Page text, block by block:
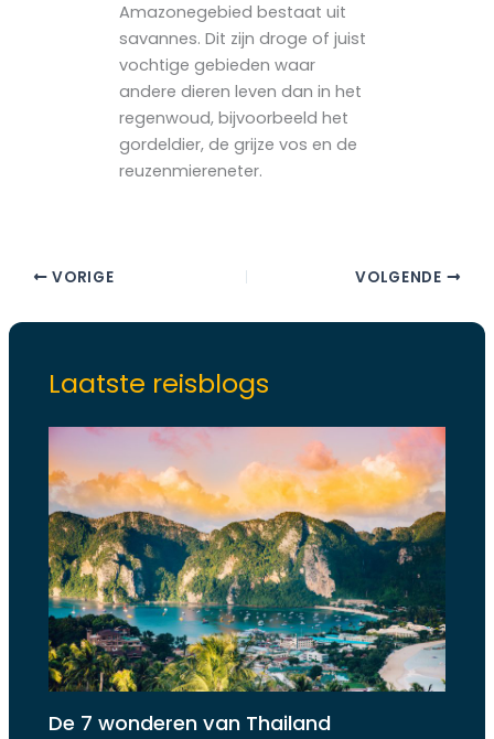
Amazonegebied bestaat uit
savannes. Dit zijn droge of juist
vochtige gebieden waar
andere dieren leven dan in het
regenwoud, bijvoorbeeld het
gordeldier, de grijze vos en de
reuzenmiereneter.
VORIGE VOLGENDE
Laatste reisblogs
De 7 wonderen van Thailand